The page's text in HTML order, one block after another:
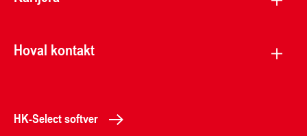
Hoval kontakt
HK-Select softver